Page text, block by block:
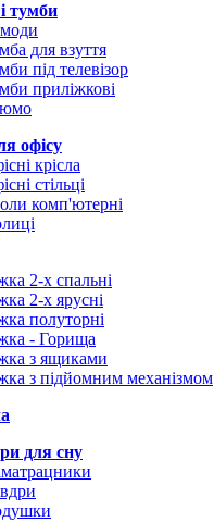
тумби
для взуття
під телевізор
приліжкові
офісу
крісла
стільці
комп'ютерні
2-х спальні
2-х ярусні
полуторні
- Горища
з ящиками
з підйомним механізмом
для сну